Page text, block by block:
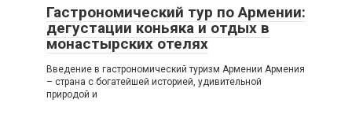
Гастрономический тур по Армении:
дегустации коньяка и отдых в
монастырских отелях
Введение в гастрономический туризм Армении Армения
– страна с богатейшей историей, удивительной
природой и